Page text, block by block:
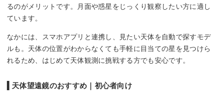
るのがメリットです。月面や惑星をじっくり観察したい方に適し
ています。
なかには、スマホアプリと連携し、見たい天体を自動で探すモデ
ルも。天体の位置がわからなくても手軽に目当ての星を見つけら
れるため、はじめて天体観測に挑戦する方でも安心です。
天体望遠鏡のおすすめ｜初心者向け